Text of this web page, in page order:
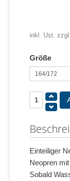
inkl. Ust. zzgl.
Größe
Einteiliger
Neopren
Sobald